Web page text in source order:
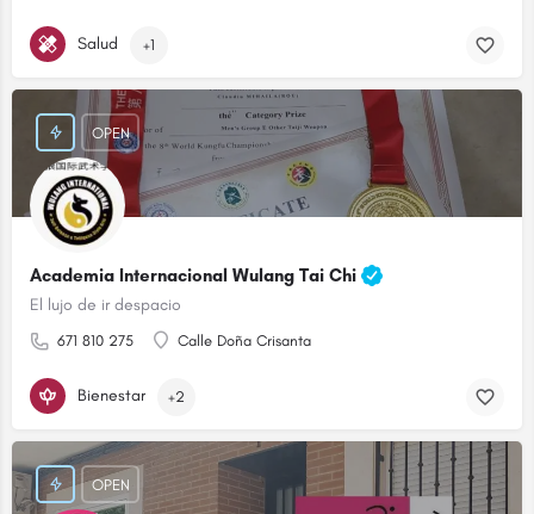
Salud +1
Academia Internacional Wulang Tai Chi
El lujo de ir despacio
671 810 275 Calle Doña Crisanta
OPEN
Bienestar +2
OPEN